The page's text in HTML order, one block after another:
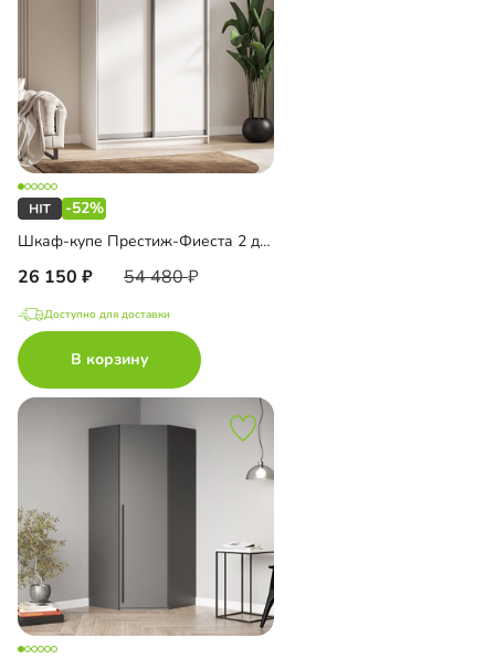
-52%
Шкаф-купе Престиж-Фиеста 2 двери
26 150 54 480
Доступно для доставки
В корзину